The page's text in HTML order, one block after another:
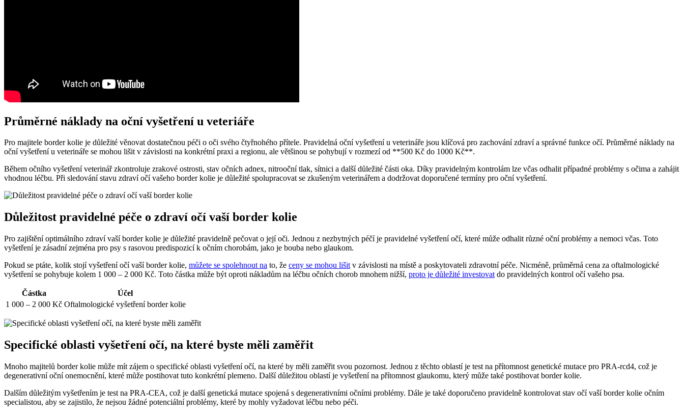
Průměrné náklady na oční vyšetření u veteriáře
Pro majitele border kolie je důležité věnovat dostatečnou péči o oči svého čtyřnohého přítele. Pravidelná oční vyšetření u veterináře jsou klíčová pro zachování zdraví a správné funkce očí. Průměrné náklady na
oční vyšetření u veterináře se mohou lišit v závislosti na konkrétní praxi a regionu, ale většinou se pohybují v rozmezí od **500 Kč do 1000 Kč**.
Během očního vyšetření veterinář zkontroluje zrakové ostrosti, stav očních adnex, nitrooční tlak, sítnici a další důležité části oka. Díky pravidelným kontrolám lze včas odhalit případné problémy s očima a zahájit
vhodnou léčbu. Při sledování stavu zdraví očí vašeho border kolie je důležité spolupracovat se zkušeným veterinářem a dodržovat doporučené termíny pro oční vyšetření.
Důležitost pravidelné péče o zdraví očí vaší border kolie
Pro zajištění optimálního zdraví vaší border kolie je důležité pravidelně pečovat o její oči. Jednou z nezbytných péčí je pravidelné vyšetření očí, které může odhalit různé oční problémy a nemoci včas. Toto
vyšetření je zásadní zejména pro psy s rasovou predispozicí k očním chorobám, jako je bouba nebo glaukom.
Pokud se ptáte, kolik stojí vyšetření očí vaší border kolie, můžete se spolehnout na to, že ceny se mohou lišit v závislosti na místě a poskytovateli zdravotní péče. Nicméně, průměrná cena za oftalmologické
vyšetření se pohybuje kolem 1 000 – 2 000 Kč. Toto částka může být oproti nákladům na léčbu očních chorob mnohem nižší, proto je důležité investovat do pravidelných kontrol očí vašeho psa.
Částka
Účel
1 000 – 2 000 Kč Oftalmologické vyšetření border kolie
Specifické oblasti vyšetření očí, na které byste měli zaměřit
Mnoho majitelů border kolie může mít zájem o specifické oblasti vyšetření očí, na které by měli zaměřit svou pozornost. Jednou z těchto oblastí je test na přítomnost genetické mutace pro PRA-rcd4, což je
degenerativní oční onemocnění, které může postihovat tuto konkrétní plemeno. Další důležitou oblastí je vyšetření na přítomnost glaukomu, který může také postihovat border kolie.
Dalším důležitým vyšetřením je test na PRA-CEA, což je další genetická mutace spojená s degenerativními očními problémy. Dále je také doporučeno pravidelně kontrolovat stav očí vaší border kolie očním
specialistou, aby se zajistilo, že nejsou žádné potenciální problémy, které by mohly vyžadovat léčbu nebo péči.